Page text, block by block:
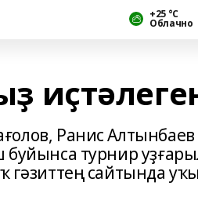
+25 °С
Облачно
Ранис
буйынса турнир
гәзиттең сайтында